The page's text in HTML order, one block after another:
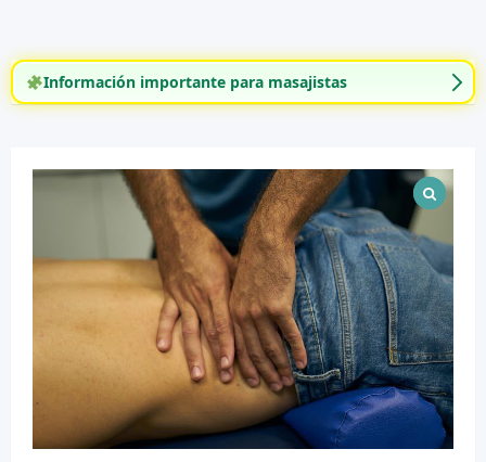
Información importante para masajistas